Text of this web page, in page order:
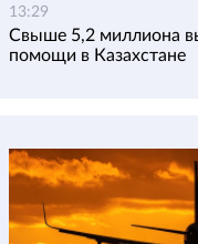
13:29
Свыше 5,2 миллиона
помощи в Казахстане